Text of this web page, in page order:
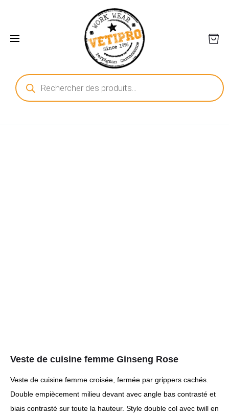
Recherche
de
produits
Veste de cuisine femme Ginseng Rose
Veste de cuisine femme croisée, fermée par grippers cachés.
Double empiècement milieu devant avec angle bas contrasté et
biais contrasté sur toute la hauteur. Style double col avec twill en